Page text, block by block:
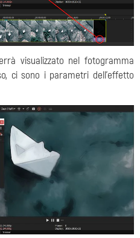
visualizzato nel fotogramma
ci sono i parametri dell'effetto